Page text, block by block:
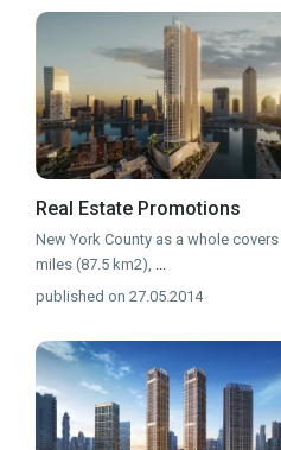
Real Estate Promotions
New York County as a whole
miles (87.5 km2), ...
published on 27.05.2014